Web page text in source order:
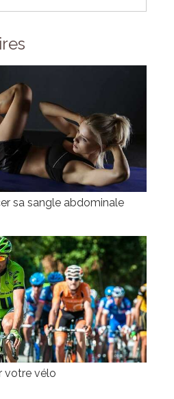
sa sangle abdominale
votre vélo